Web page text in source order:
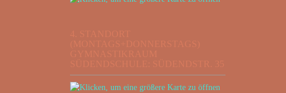
4. STANDORT
(MONTAGS+DONNERSTAGS)
GYMNASTIKRAUM
SÜDENDSCHULE: SÜDENDSTR. 35